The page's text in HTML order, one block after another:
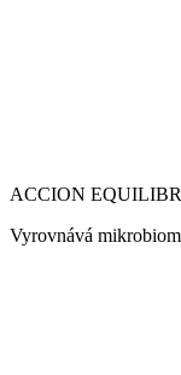
ACCION
Vyrovnává